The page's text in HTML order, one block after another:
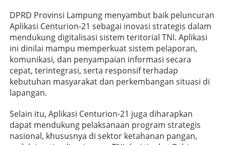
DPRD Provinsi Lampung menyambut baik peluncuran
Aplikasi Centurion-21 sebagai inovasi strategis dalam
mendukung digitalisasi sistem teritorial TNI. Aplikasi
ini dinilai mampu memperkuat sistem pelaporan,
komunikasi, dan penyampaian informasi secara
cepat, terintegrasi, serta responsif terhadap
kebutuhan masyarakat dan perkembangan situasi di
lapangan.
Selain itu, Aplikasi Centurion-21 juga diharapkan
dapat mendukung pelaksanaan program strategis
nasional, khususnya di sektor ketahanan pangan,